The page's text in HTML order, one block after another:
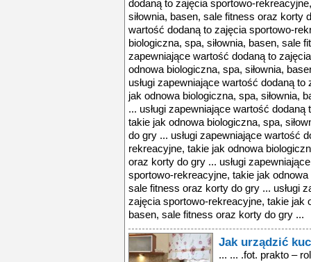
dodaną to zajęcia sportowo-
siłownia, basen, sale fitness oraz korty
wartość dodaną to zajęcia sportowo-
biologiczna, spa, siłownia, basen, sale
zapewniające wartość dodaną to
odnowa biologiczna, spa, siłownia,
usługi zapewniające wartość dodaną
jak odnowa biologiczna, spa, siłownia,
... usługi zapewniające wartość
takie jak odnowa biologiczna, spa,
do gry ... usługi zapewniające wartość
rekreacyjne, takie jak odnowa
oraz korty do gry ... usługi
sportowo-rekreacyjne, takie jak
sale fitness oraz korty do gry ... usługi
zajęcia sportowo-rekreacyjne, takie jak
basen, sale fitness oraz korty do gry ...
Jak urządzić
... ... .fot. prakto –